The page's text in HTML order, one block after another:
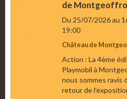
de
Du 25/07/2026au
19:00
Château de
Action : La 4ème
Playmobil à
nous sommes ravis
retour de